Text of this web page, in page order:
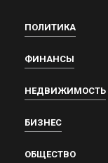
ПОЛИТИКА
ФИНАНСЫ
НЕДВИЖИМОСТЬ
БИЗНЕС
ОБЩЕСТВО